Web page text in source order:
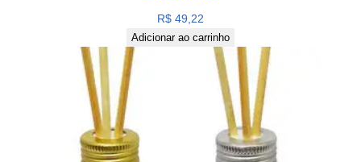
R$ 49,22
Adicionar ao carrinho